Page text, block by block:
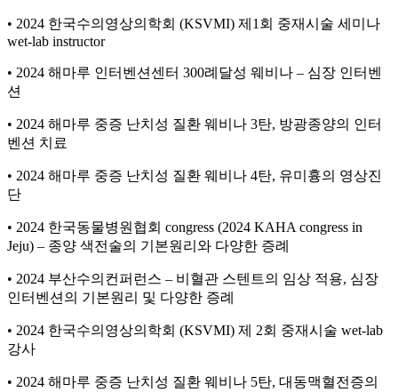
• 2024 한국수의영상의학회 (KSVMI) 제1회 중재시술 세미나
wet-lab instructor
• 2024 해마루 인터벤션센터 300례달성 웨비나 – 심장 인터벤
션
• 2024 해마루 중증 난치성 질환 웨비나 3탄, 방광종양의 인터
벤션 치료
• 2024 해마루 중증 난치성 질환 웨비나 4탄, 유미흉의 영상진
단
• 2024 한국동물병원협회 congress (2024 KAHA congress in
Jeju) – 종양 색전술의 기본원리와 다양한 증례
• 2024 부산수의컨퍼런스 – 비혈관 스텐트의 임상 적용, 심장
인터벤션의 기본원리 및 다양한 증례
• 2024 한국수의영상의학회 (KSVMI) 제 2회 중재시술 wet-lab
강사
• 2024 해마루 중증 난치성 질환 웨비나 5탄, 대동맥혈전증의